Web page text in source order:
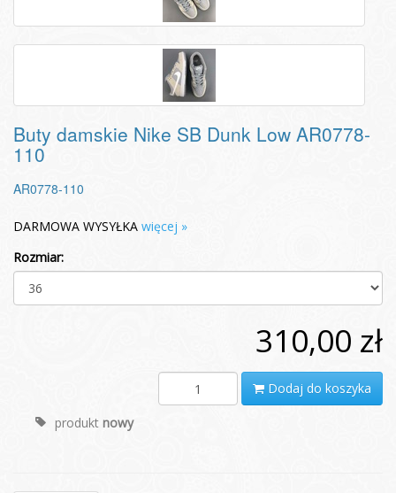
Buty damskie Nike SB Dunk Low AR0778-
110
AR0778-110
DARMOWA WYSYŁKA więcej »
Rozmiar:
310,00 zł
Dodaj do koszyka
produkt nowy